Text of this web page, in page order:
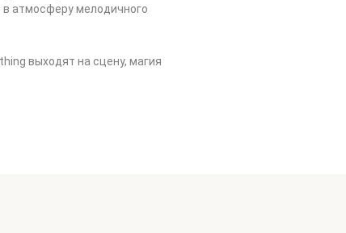
в атмосферу мелодичного
выходят на сцену, магия